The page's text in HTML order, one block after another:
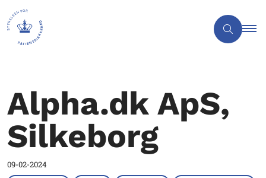
Alpha.dk ApS,
Silkeborg
09-02-2024